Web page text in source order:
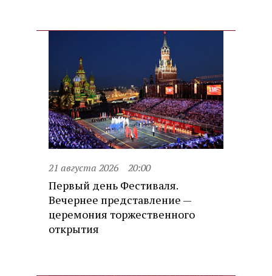
21 августа 2026 20:00
Первый день Фестиваля.
Вечернее представление —
церемония торжественного
открытия